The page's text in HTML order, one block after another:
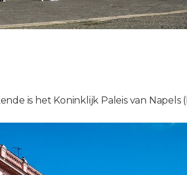
is het Koninklijk Paleis van Napels